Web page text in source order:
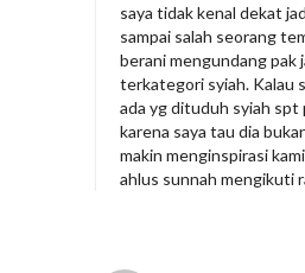
saya tidak kenal dekat
sampai salah seorang
berani mengundang pak
terkategori syiah. Kalau
ada yg dituduh syiah spt
karena saya tau dia
makin menginspirasi
ahlus sunnah mengikuti